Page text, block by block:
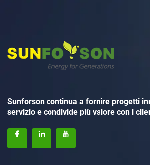
Sunforson continua a fornire progetti
servizio e condivide più valore con i